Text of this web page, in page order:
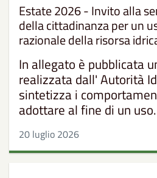
Estate 2026 - Invito alla
della cittadinanza per un
razionale della risorsa
In allegato è pubblicata
realizzata dall' Autorità
sintetizza i
adottare al fine di un
20 luglio 2026